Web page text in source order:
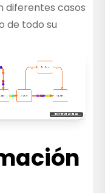
diferentes casos
de todo su